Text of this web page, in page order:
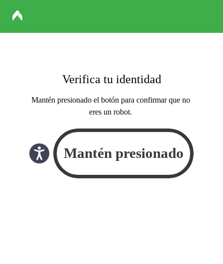
Verifica tu identidad
Mantén presionado el botón para confirmar que no
eres un robot.